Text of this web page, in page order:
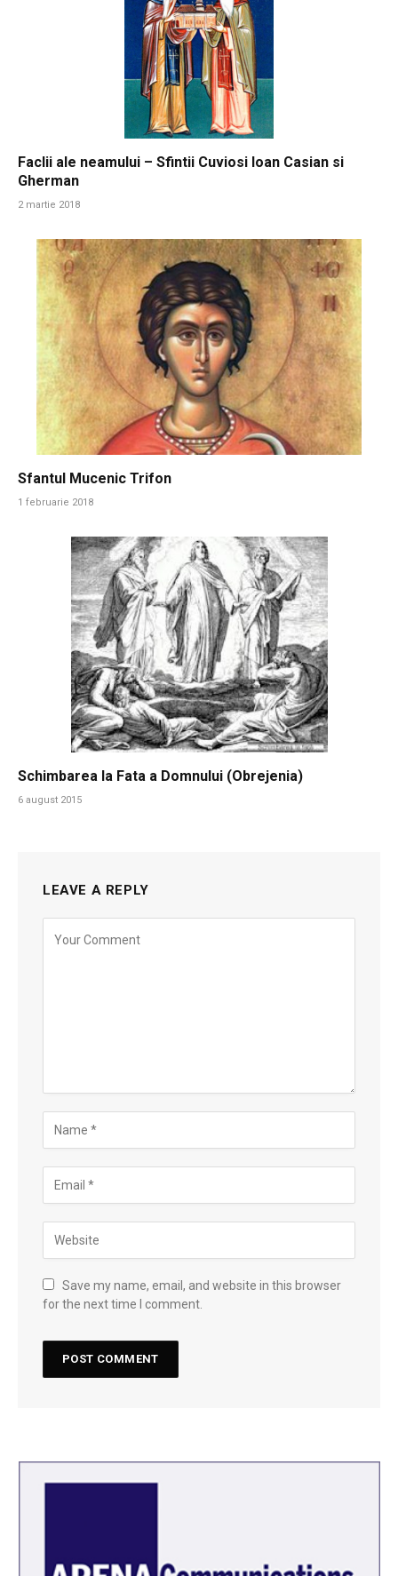
Faclii ale neamului – Sfintii Cuviosi Ioan Casian si
Gherman
2 martie 2018
Sfantul Mucenic Trifon
1 februarie 2018
Schimbarea la Fata a Domnului (Obrejenia)
6 august 2015
LEAVE A REPLY
Save my name, email, and website in this browser
for the next time I comment.